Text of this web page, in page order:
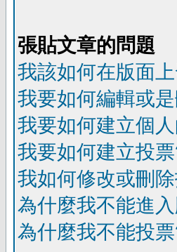
張貼文章的問題
我該如何在版面
我要如何編輯或
我要如何建立個
我要如何建立投
我如何修改或刪
為什麼我不能進
為什麼我不能投